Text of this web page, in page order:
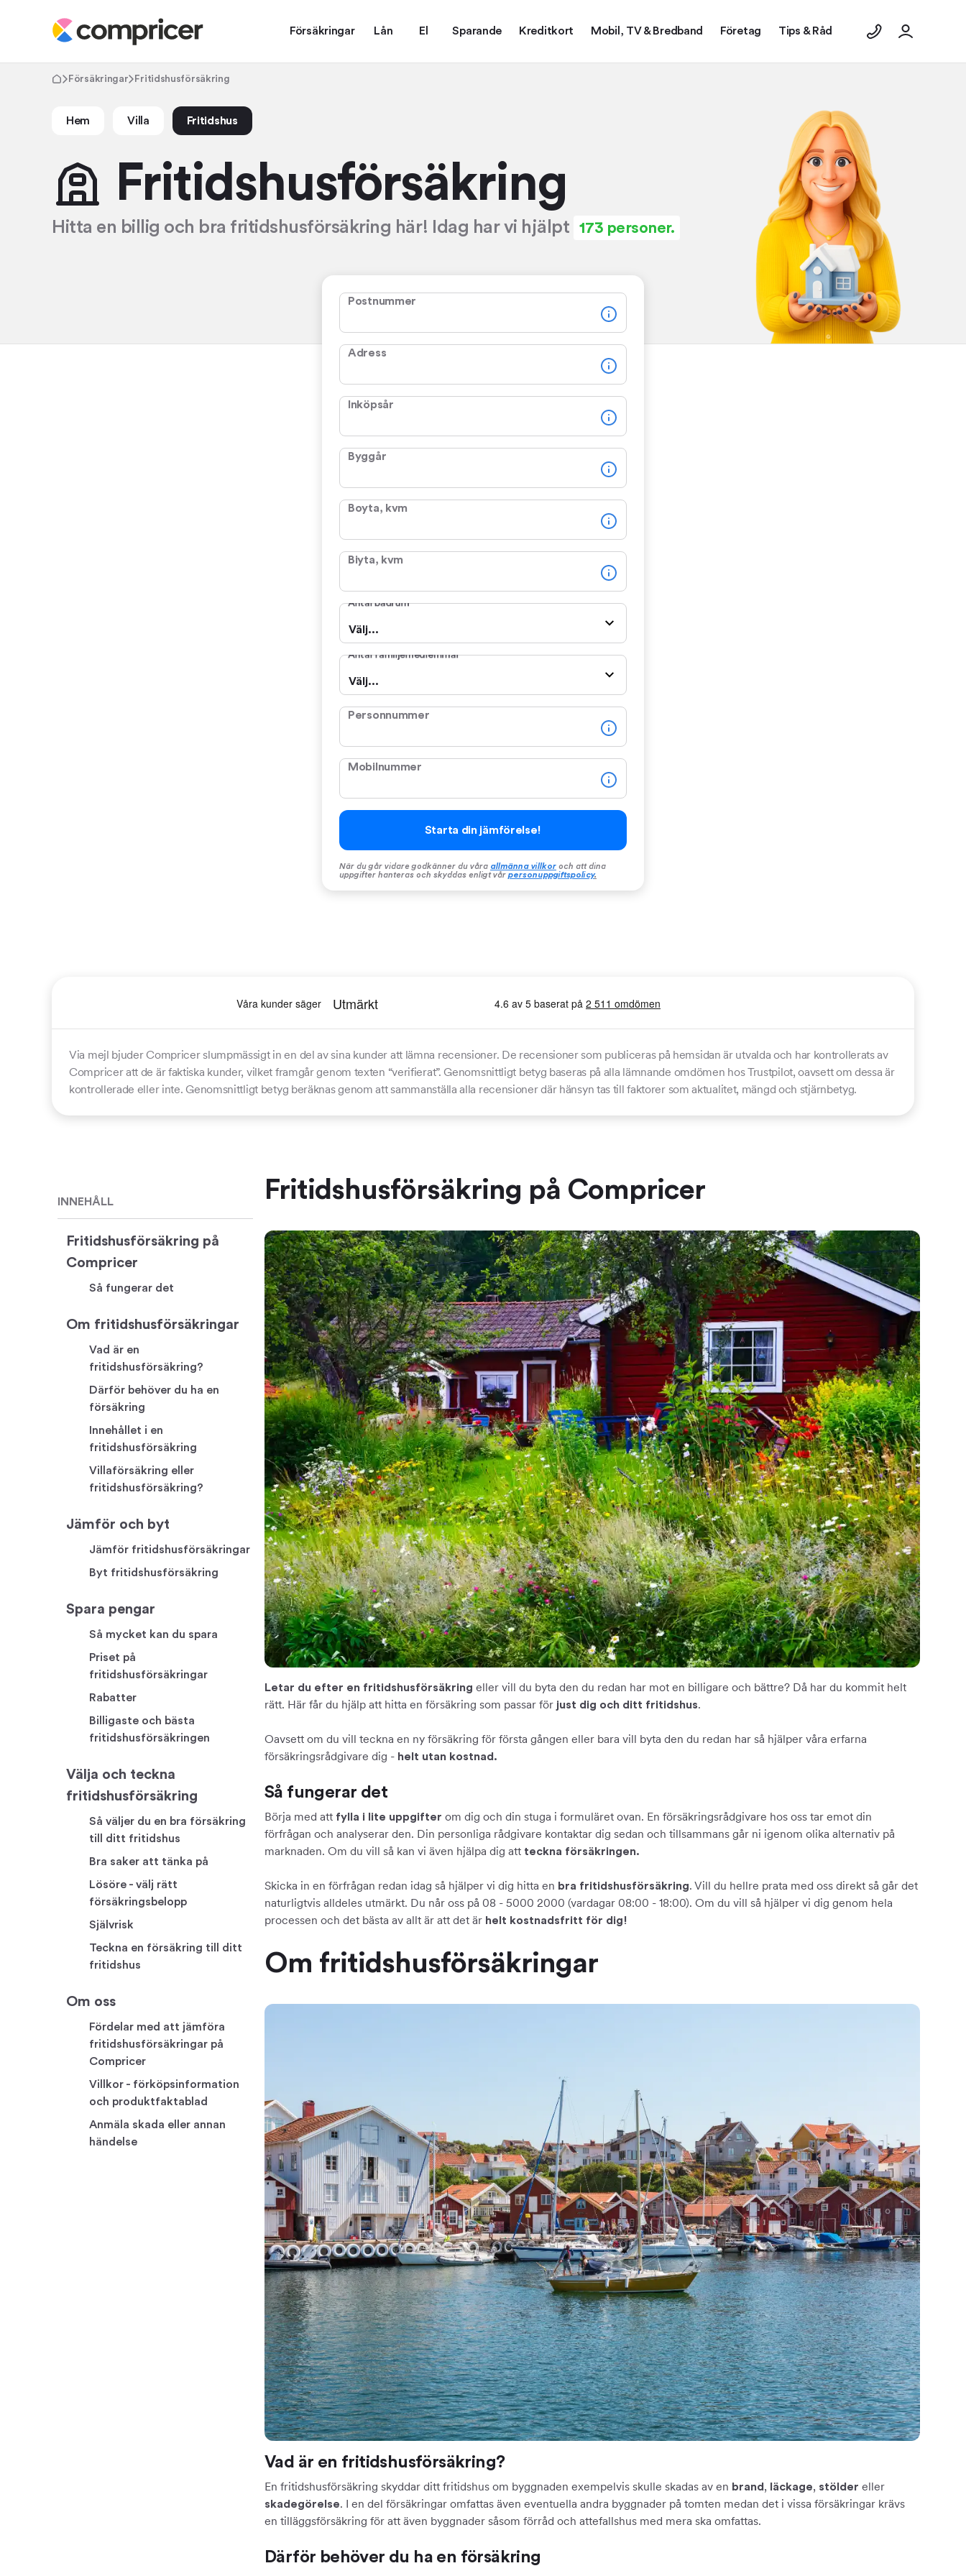
Försäkringar Lån El Sparande Kreditkort Mobil, TV & Bredband Företag Tips & Råd
Försäkringar Fritidshusförsäkring
Hem Villa Fritidshus
Fritidshus­försäkring
Hitta en billig och bra fritidshusförsäkring här! Idag har vi hjälpt 173 personer.
Postnummer
Adress
Inköpsår
Byggår
Boyta, kvm
Biyta, kvm
Antal badrum
Välj...
Antal familjemedlemmar
Välj...
Personnummer
Mobilnummer
Starta din jämförelse!
När du går vidare godkänner du våra allmänna villkor och att dina
uppgifter hanteras och skyddas enligt vår personuppgiftspolicy.
Via mejl bjuder Compricer slumpmässigt in en del av sina kunder att lämna recensioner. De recensioner som publiceras på hemsidan är utvalda och har kontrollerats av
Compricer att de är faktiska kunder, vilket framgår genom texten “verifierat”. Genomsnittligt betyg baseras på alla lämnande omdömen hos Trustpilot, oavsett om dessa är
kontrollerade eller inte. Genomsnittligt betyg beräknas genom att sammanställa alla recensioner där hänsyn tas till faktorer som aktualitet, mängd och stjärnbetyg.
INNEHÅLL
Fritidshusförsäkring på
Compricer
Så fungerar det
Om fritidshusförsäkringar
Vad är en
fritidshusförsäkring?
Därför behöver du ha en
försäkring
Innehållet i en
fritidshusförsäkring
Villaförsäkring eller
fritidshusförsäkring?
Jämför och byt
Jämför fritidshusförsäkringar
Byt fritidshusförsäkring
Spara pengar
Så mycket kan du spara
Priset på
fritidshusförsäkringar
Rabatter
Billigaste och bästa
fritidshusförsäkringen
Välja och teckna
fritidshusförsäkring
Så väljer du en bra försäkring
till ditt fritidshus
Bra saker att tänka på
Lösöre - välj rätt
försäkringsbelopp
Självrisk
Teckna en försäkring till ditt
fritidshus
Om oss
Fördelar med att jämföra
fritidshusförsäkringar på
Compricer
Villkor - förköpsinformation
och produktfaktablad
Anmäla skada eller annan
händelse
Fritidshusförsäkring på Compricer
Letar du efter en fritidshusförsäkring eller vill du byta den du redan har mot en billigare och bättre? Då har du kommit helt
rätt. Här får du hjälp att hitta en försäkring som passar för just dig och ditt fritidshus.
Oavsett om du vill teckna en ny försäkring för första gången eller bara vill byta den du redan har så hjälper våra erfarna
försäkringsrådgivare dig - helt utan kostnad.
Så fungerar det
Börja med att fylla i lite uppgifter om dig och din stuga i formuläret ovan. En försäkringsrådgivare hos oss tar emot din
förfrågan och analyserar den. Din personliga rådgivare kontaktar dig sedan och tillsammans går ni igenom olika alternativ på
marknaden. Om du vill så kan vi även hjälpa dig att teckna försäkringen.
Skicka in en förfrågan redan idag så hjälper vi dig hitta en bra fritidshusförsäkring. Vill du hellre prata med oss direkt så går det
naturligtvis alldeles utmärkt. Du når oss på 08 - 5000 2000 (vardagar 08:00 - 18:00). Om du vill så hjälper vi dig genom hela
processen och det bästa av allt är att det är helt kostnadsfritt för dig!
Om fritidshusförsäkringar
Vad är en fritidshusförsäkring?
En fritidshusförsäkring skyddar ditt fritidshus om byggnaden exempelvis skulle skadas av en brand , läckage, stölder eller
skadegörelse. I en del försäkringar omfattas även eventuella andra byggnader på tomten medan det i vissa försäkringar krävs
en tilläggsförsäkring för att även byggnader såsom förråd och attefallshus med mera ska omfattas.
Därför behöver du ha en försäkring